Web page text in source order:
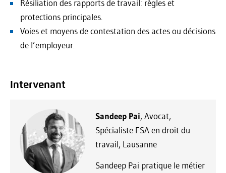
Résiliation des rapports de travail: règles et
protections principales.
Voies et moyens de contestation des actes ou décisions
de l’employeur.
Intervenant
Sandeep Pai, Avocat,
Spécialiste FSA en droit du
travail, Lausanne
Sandeep Pai pratique le métier